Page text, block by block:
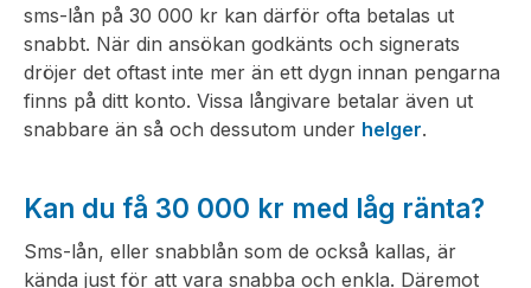
sms-lån på 30 000 kr kan därför ofta betalas ut
snabbt. När din ansökan godkänts och signerats
dröjer det oftast inte mer än ett dygn innan pengarna
finns på ditt konto. Vissa långivare betalar även ut
snabbare än så och dessutom under helger.
Kan du få 30 000 kr med låg ränta?
Sms-lån, eller snabblån som de också kallas, är
kända just för att vara snabba och enkla. Däremot